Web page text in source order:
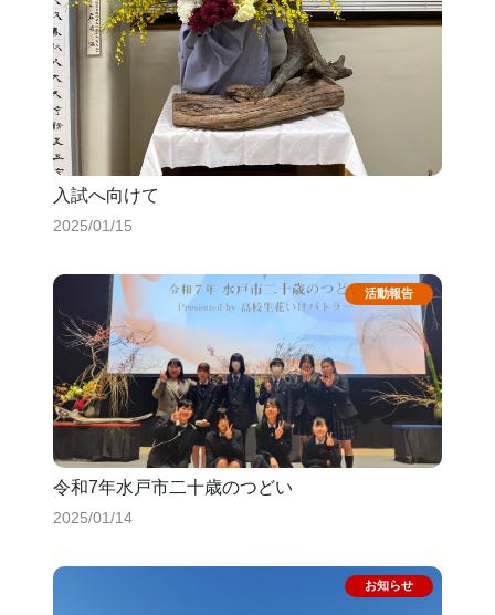
入試へ向けて
2025/01/15
令和7年水戸市二十歳のつどい
2025/01/14